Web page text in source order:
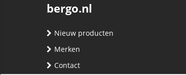
bergo.nl
Nieuw producten
Merken
Contact